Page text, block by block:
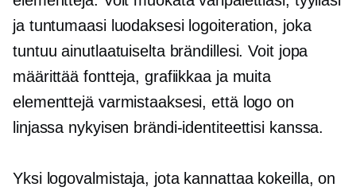
ja tuntumaasi luodaksesi logoiteration, joka
tuntuu ainutlaatuiselta brändillesi. Voit jopa
määrittää fontteja, grafiikkaa ja muita
elementtejä varmistaaksesi, että logo on
linjassa nykyisen brändi-identiteettisi kanssa.
Yksi logovalmistaja, jota kannattaa kokeilla, on